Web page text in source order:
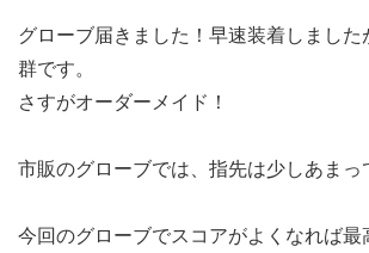
グローブ届きました！早速装着しまし
群です。
さすがオーダーメイド！
市販のグローブでは、指先は少しあまっ
今回のグローブでスコアがよくなれば最